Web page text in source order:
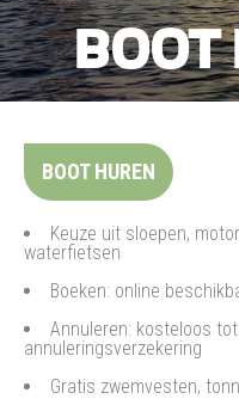
BOOT
BOOT HUREN
Keuze uit sloepen,
waterfietsen
Boeken: online
Annuleren: kosteloos
annuleringsverzekering
Gratis zwemvesten,